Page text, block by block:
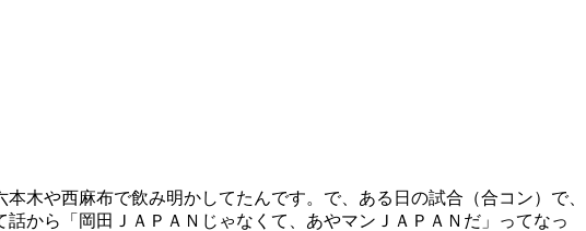
木や西麻布で飲み明かしてたんです。で、ある日の試合（合コン）で、
から「岡田ＪＡＰＡＮじゃなくて、あやマンＪＡＰＡＮだ」ってなっ